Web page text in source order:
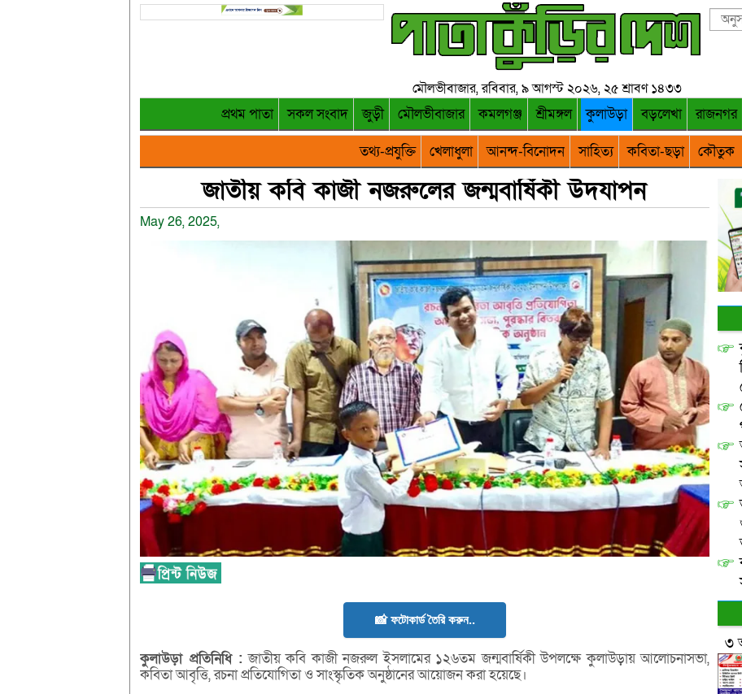
মৌলভীবাজার, রবিবার, ৯ আগস্ট ২০২৬, ২৫ শ্রাবণ ১৪৩৩
প্রথম পাতা সকল সংবাদ জুড়ী মৌলভীবাজার কমলগঞ্জ শ্রীমঙ্গল কুলাউড়া বড়লেখা রাজনগর
তথ্য-প্রযুক্তি
খেলাধুলা আনন্দ-বিনোদন সাহিত্য কবিতা-ছড়া কৌতুক
জাতীয় কবি কাজী নজরুলের জন্মবার্ষিকী উদযাপন
May 26, 2025,
📸 ফটোকার্ড তৈরি করুন..
কুলাউড়া প্রতিনিধি : জাতীয় কবি কাজী নজরুল ইসলামের ১২৬তম জন্মবার্ষিকী উপলক্ষে কুলাউড়ায় আলোচনাসভা,
কবিতা আবৃত্তি, রচনা প্রতিযোগিতা ও সাংস্কৃতিক অনুষ্ঠানের আয়োজন করা হয়েছে।
৩